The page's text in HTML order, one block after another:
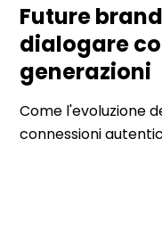
Future
dialogare
generazioni
Come l'evoluzione
connessioni